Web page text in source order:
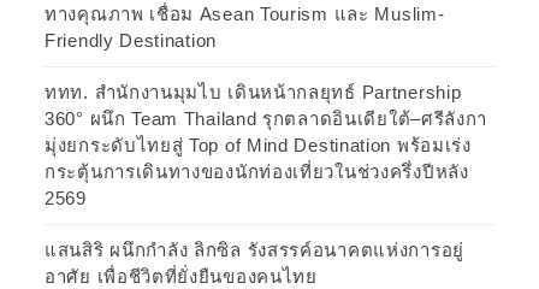
ทางคุณภาพ เชื่อม Asean Tourism และ Muslim-
Friendly Destination
ททท. สำนักงานมุมไบ เดินหน้ากลยุทธ์ Partnership
360° ผนึก Team Thailand รุกตลาดอินเดียใต้–ศรีลังกา
มุ่งยกระดับไทยสู่ Top of Mind Destination พร้อมเร่ง
กระตุ้นการเดินทางของนักท่องเที่ยวในช่วงครึ่งปีหลัง
2569
แสนสิริ ผนึกกำลัง ลิกซิล รังสรรค์อนาคตแห่งการอยู่
อาศัย เพื่อชีวิตที่ยั่งยืนของคนไทย